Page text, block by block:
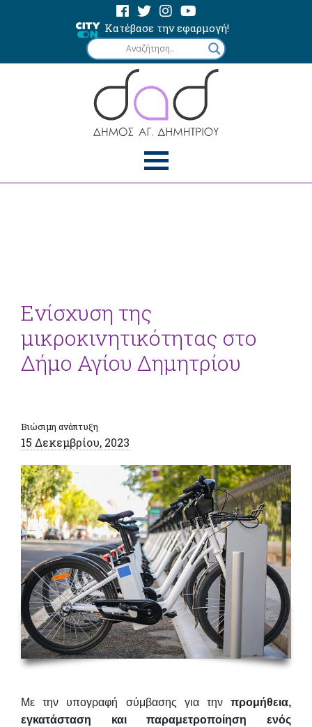
Κατέβασε την εφαρμογή!
Ενίσχυση της
μικροκινητικότητας στο
Δήμο Αγίου Δημητρίου
Βιώσιμη ανάπτυξη
15 Δεκεμβρίου, 2023
Με την υπογραφή σύμβασης για την προμήθεια,
εγκατάσταση και παραμετροποίηση ενός